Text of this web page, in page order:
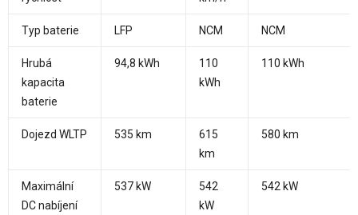
Typ baterie LFP NCM NCM
Hrubá
kapacita
baterie
94,8 kWh
110
kWh
110 kWh
Dojezd WLTP 535 km
615
km
580 km
Maximální
DC nabíjení
537 kW
542
kW
542 kW